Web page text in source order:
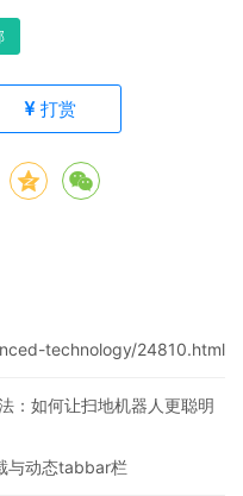
打赏
technology/24810.html
：如何让扫地机器人更聪明
与动态tabbar栏